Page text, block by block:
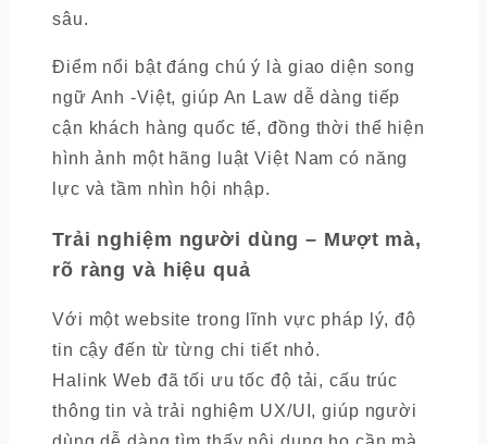
sâu.
Điểm nổi bật đáng chú ý là giao diện song
ngữ Anh -Việt, giúp An Law dễ dàng tiếp
cận khách hàng quốc tế, đồng thời thể hiện
hình ảnh một hãng luật Việt Nam có năng
lực và tầm nhìn hội nhập.
Trải nghiệm người dùng – Mượt mà,
rõ ràng và hiệu quả
Với một website trong lĩnh vực pháp lý, độ
tin cậy đến từ từng chi tiết nhỏ.
Halink Web đã tối ưu tốc độ tải, cấu trúc
thông tin và trải nghiệm UX/UI, giúp người